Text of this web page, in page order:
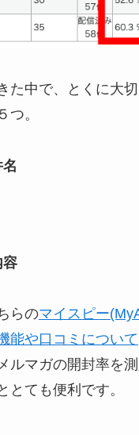
た中で、とくに大
つ。
容
らのマイスピー
能や口コミについて
ルマガの開封率を
とても便利です。